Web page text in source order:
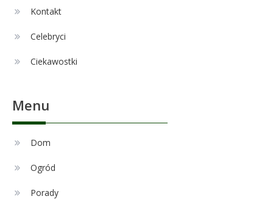
Czy zmiana układu w łazience
Celebryci
Kontakt
Celebryci
Ciekawostki
Menu
Dom
Ogród
Porady